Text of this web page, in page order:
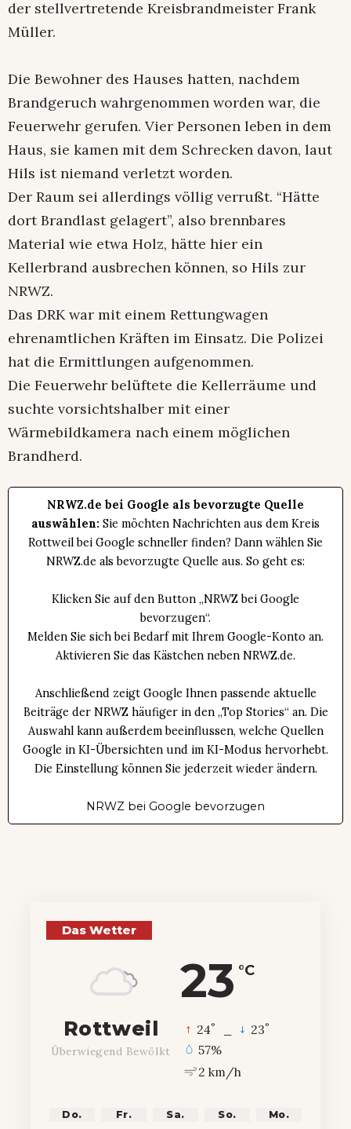
der stellvertretende Kreisbrandmeister Frank
Müller.
Die Bewohner des Hauses hatten, nachdem
Brandgeruch wahrgenommen worden war, die
Feuerwehr gerufen. Vier Personen leben in dem
Haus, sie kamen mit dem Schrecken davon, laut
Hils ist niemand verletzt worden.
Der Raum sei allerdings völlig verrußt. “Hätte
dort Brandlast gelagert”, also brennbares
Material wie etwa Holz, hätte hier ein
Kellerbrand ausbrechen können, so Hils zur
NRWZ.
Das DRK war mit einem Rettungwagen
ehrenamtlichen Kräften im Einsatz. Die Polizei
hat die Ermittlungen aufgenommen.
Die Feuerwehr belüftete die Kellerräume und
suchte vorsichtshalber mit einer
Wärmebildkamera nach einem möglichen
Brandherd.
NRWZ.de bei Google als bevorzugte Quelle
auswählen: Sie möchten Nachrichten aus dem Kreis
Rottweil bei Google schneller finden? Dann wählen Sie
NRWZ.de als bevorzugte Quelle aus. So geht es:
Klicken Sie auf den Button „NRWZ bei Google
bevorzugen“.
Melden Sie sich bei Bedarf mit Ihrem Google-Konto an.
Aktivieren Sie das Kästchen neben NRWZ.de.
Anschließend zeigt Google Ihnen passende aktuelle
Beiträge der NRWZ häufiger in den „Top Stories“ an. Die
Auswahl kann außerdem beeinflussen, welche Quellen
Google in KI-Übersichten und im KI-Modus hervorhebt.
Die Einstellung können Sie jederzeit wieder ändern.
NRWZ bei Google bevorzugen
Das Wetter
23 °C
Rottweil
Überwiegend Bewölkt
24° 23°
57%
2 km/h
Do. Fr. Sa. So. Mo.